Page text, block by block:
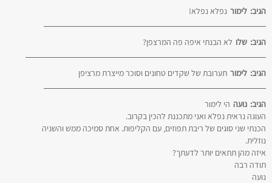
לימור הגיב: נפלא נפלא!
שלו הגיב: לא הבנתי איפה פה המרצפן?
לימור הגיב: תערובת של שקדים טחונים וסוכר מייצרת מרציפן
נועה הגיב:
הי לימור
העוגה נראית נפלא ואני מתכננת להכין בקרוב.
הכנתי שני סוגים של ריבת תפוזים, עם הקליפות. אחת סמיכה ממש והשניה
נוזלית.
איזה מהן תתאים יותר לדעתך?
תודה רבה
נועה